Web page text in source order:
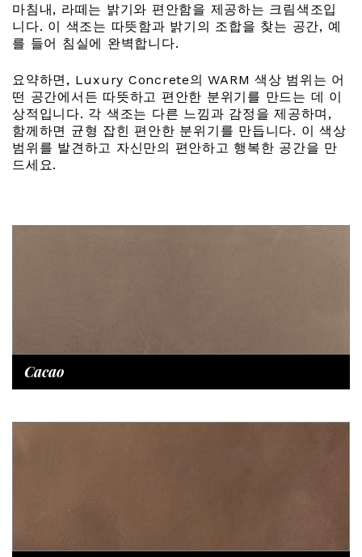
마침내, 라떼는 밝기와 편안함을 제공하는 크림색조입
니다. 이 색조는 따뜻함과 밝기의 조합을 찾는 공간, 예
를 들어 침실에 완벽합니다.
요약하면, Luxury Concrete의 WARM 색상 범위는 어
떤 공간에서든 따뜻하고 편안한 분위기를 만드는 데 이
상적입니다. 각 색조는 다른 느낌과 감정을 제공하며,
함께하면 균형 잡힌 편안한 분위기를 만듭니다. 이 색상
범위를 발견하고 자신만의 편안하고 행복한 공간을 만
드세요.
Cacao